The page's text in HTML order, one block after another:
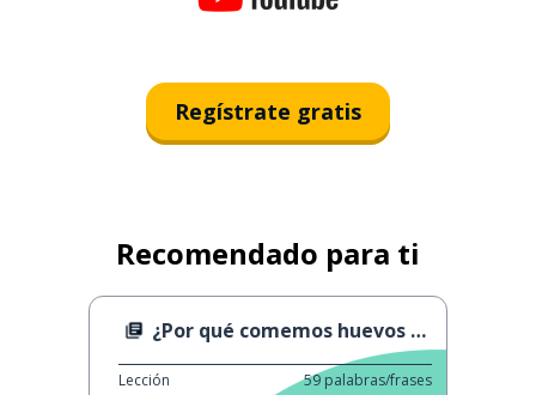
Regístrate gratis
Recomendado para ti
¿Por qué comemos huevos de Pascua?
Lección 59 palabras/frases